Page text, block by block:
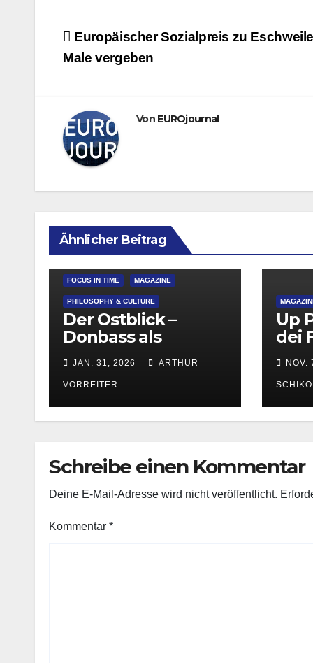
Beitragsnavigation
Europäischer Sozialpreis zu
Male vergeben
Von EUROjournal
Ähnlicher Beitrag
FOCUS IN TIME MAGAZINE
PHILOSOPHY & CULTURE
Der Ostblick –
Donbass als
JAN. 31, 2026 ARTHUR
VORREITER
Up
dei
NOV.
Schreibe einen Kommentar
Deine E-Mail-Adresse wird nicht veröffentlicht.
Kommentar *